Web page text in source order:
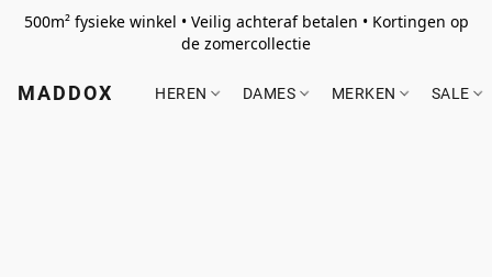
500m² fysieke winkel • Veilig achteraf betalen • Kortingen op
de zomercollectie
MADDOX HEREN DAMES MERKEN SALE